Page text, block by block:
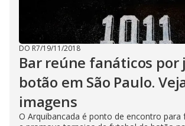
DO R7/19/11/2018
Bar reúne fanáticos por
botão em São Paulo.
imagens
O Arquibancada é ponto de encontro para